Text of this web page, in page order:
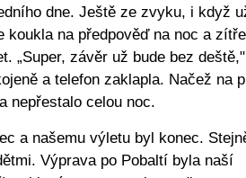
dne. Ještě ze zvyku, i když
koukla na předpověď na noc a
„Super, závěr už bude bez deště,"
a telefon zaklapla. Načež na
nepřestalo celou noc.
a našemu výletu byl konec.
Výprava po Pobaltí byla naší